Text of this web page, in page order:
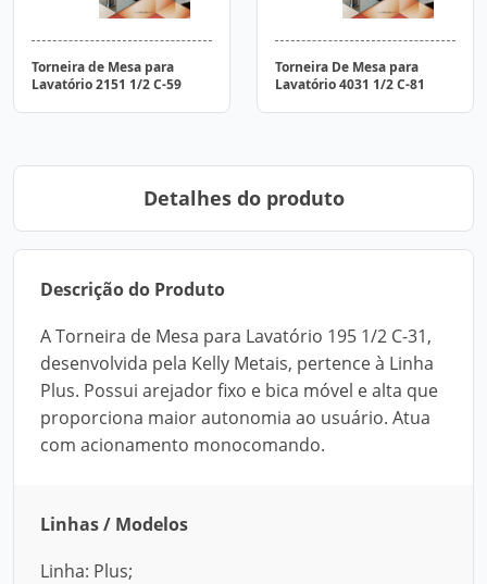
Torneira de Mesa para
Lavatório 2151 1/2 C-59
Torneira De Mesa para
Lavatório 4031 1/2 C-81
Detalhes do produto
Descrição do Produto
A Torneira de Mesa para Lavatório 195 1/2 C-31,
desenvolvida pela Kelly Metais, pertence à Linha
Plus. Possui arejador fixo e bica móvel e alta que
proporciona maior autonomia ao usuário. Atua
com acionamento monocomando.
Linhas / Modelos
Linha: Plus;